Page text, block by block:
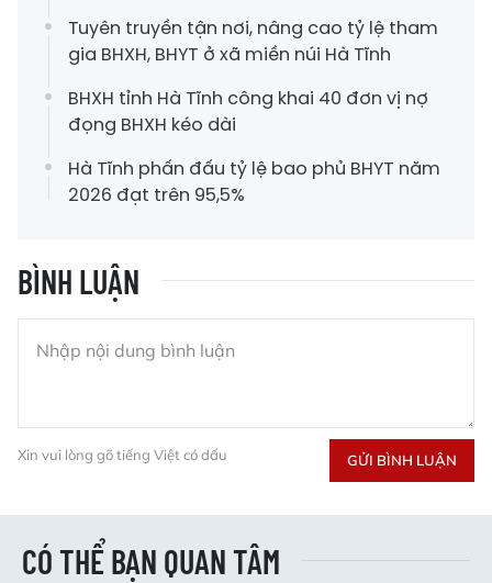
Tuyên truyền tận nơi, nâng cao tỷ lệ tham
gia BHXH, BHYT ở xã miền núi Hà Tĩnh
BHXH tỉnh Hà Tĩnh công khai 40 đơn vị nợ
đọng BHXH kéo dài
Hà Tĩnh phấn đấu tỷ lệ bao phủ BHYT năm
2026 đạt trên 95,5%
BÌNH LUẬN
Xin vui lòng gõ tiếng Việt có dấu GỬI BÌNH LUẬN
CÓ THỂ BẠN QUAN TÂM